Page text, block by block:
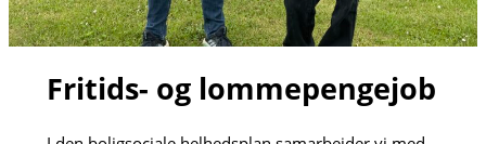
Fritids- og lommepengejob